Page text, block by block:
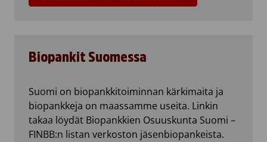
Biopankit Suomessa
Suomi on biopankkitoiminnan kärkimaita ja
biopankkeja on maassamme useita. Linkin
takaa löydät Biopankkien Osuuskunta Suomi –
FINBB:n listan verkoston jäsenbiopankeista.